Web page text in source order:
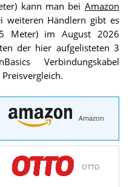
kann man bei Amazon
weiteren Händlern gibt es
Meter) im August 2026
der hier aufgelisteten 3
Verbindungskabel
Amazon
OTTO